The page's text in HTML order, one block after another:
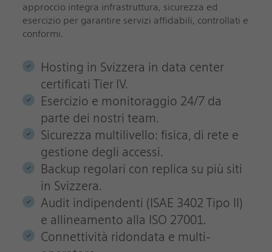
approccio integra infrastruttura, sicurezza ed
esercizio per garantire servizi affidabili, controllati e
conformi.
Hosting in Svizzera in data center
certificati Tier IV.
Esercizio e monitoraggio 24/7 da
parte dei nostri team.
Sicurezza multilivello: fisica, di rete e
gestione degli accessi.
Backup regolari con replica su più siti
in Svizzera.
Audit indipendenti (ISAE 3402 Tipo II)
e allineamento alla ISO 27001.
Connettività ridondata e multi-